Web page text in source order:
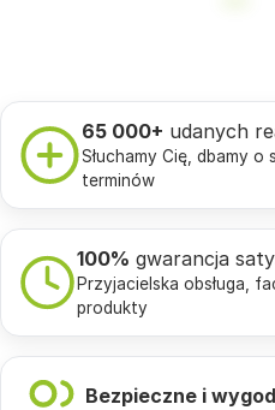
65 000+ udanych
Słuchamy Cię, dbamy
terminów
100% gwarancja
Przyjacielska obsługa,
produkty
Bezpieczne i